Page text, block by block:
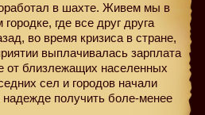
в шахте. Живем мы в
где все друг друга
во время кризиса в стране,
выплачивалась зарплата
от близлежащих населенных
сел и городов начали
получить боле-менее